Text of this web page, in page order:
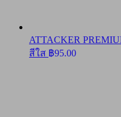
ATTACKER
สีใส ฿95.00